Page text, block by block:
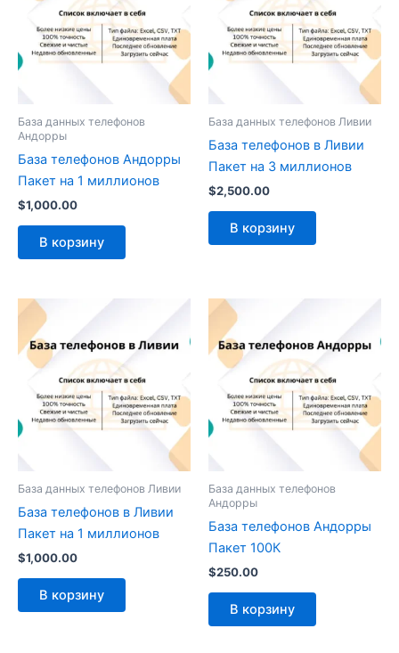
База данных телефонов
Андорры
База телефонов Андорры
Пакет на 1 миллионов
$1,000.00
В корзину
База данных телефонов Ливии
База телефонов в Ливии
Пакет на 3 миллионов
$2,500.00
В корзину
База данных телефонов Ливии
База телефонов в Ливии
Пакет на 1 миллионов
$1,000.00
В корзину
База данных телефонов
Андорры
База телефонов Андорры
Пакет 100К
$250.00
В корзину